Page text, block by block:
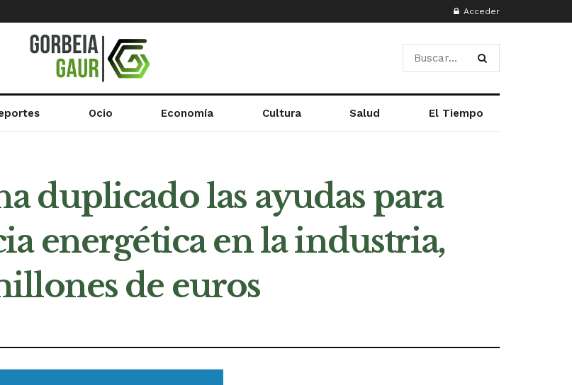
Acceder
Ocio Economía Cultura Salud El Tiempo
duplicado las ayudas para
energética en la industria,
de euros